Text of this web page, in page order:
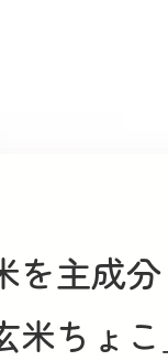
を主成
米ちょ